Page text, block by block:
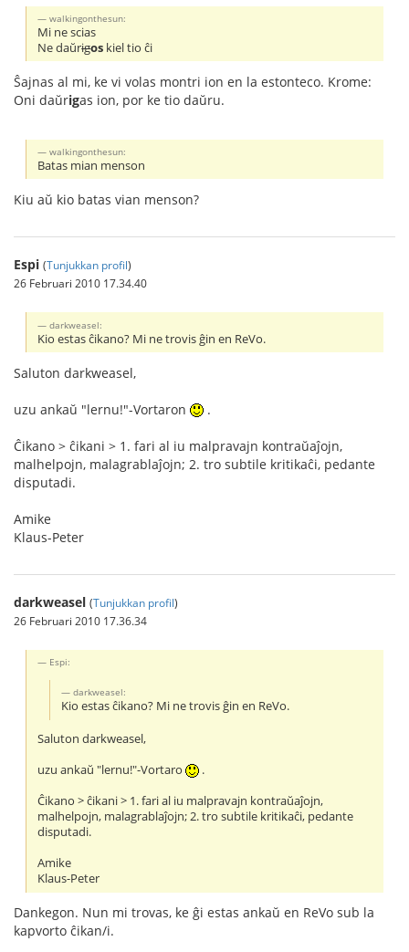
walkingonthesun:
Mi ne scias
Ne daŭrigos kiel tio ĉi
Ŝajnas al mi, ke vi volas montri ion en la estonteco. Krome:
Oni daŭrigas ion, por ke tio daŭru.
walkingonthesun:
Batas mian menson
Kiu aŭ kio batas vian menson?
Espi (Tunjukkan profil)
26 Februari 2010 17.34.40
darkweasel:
Kio estas ĉikano? Mi ne trovis ĝin en ReVo.
Saluton darkweasel,
uzu ankaŭ "lernu!"-Vortaron .
Ĉikano > ĉikani > 1. fari al iu malpravajn kontraŭaĵojn,
malhelpojn, malagrablaĵojn; 2. tro subtile kritikaĉi, pedante
disputadi.
Amike
Klaus-Peter
darkweasel (Tunjukkan profil)
26 Februari 2010 17.36.34
Espi:
darkweasel:
Kio estas ĉikano? Mi ne trovis ĝin en ReVo.
Saluton darkweasel,
uzu ankaŭ "lernu!"-Vortaro
.
Ĉikano > ĉikani > 1. fari al iu malpravajn kontraŭaĵojn,
malhelpojn, malagrablaĵojn; 2. tro subtile kritikaĉi, pedante
disputadi.
Amike
Klaus-Peter
Dankegon. Nun mi trovas, ke ĝi estas ankaŭ en ReVo sub la
kapvorto ĉikan/i.